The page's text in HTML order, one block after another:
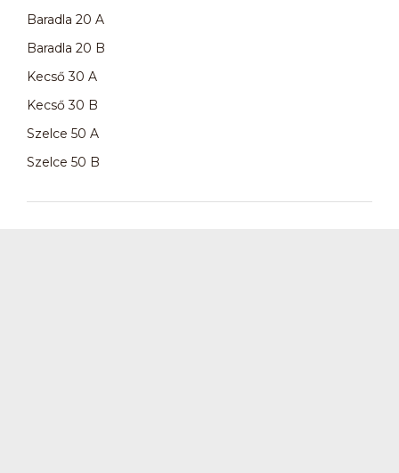
Baradla 20 A
Baradla 20 B
Kecső 30 A
Kecső 30 B
Szelce 50 A
Szelce 50 B